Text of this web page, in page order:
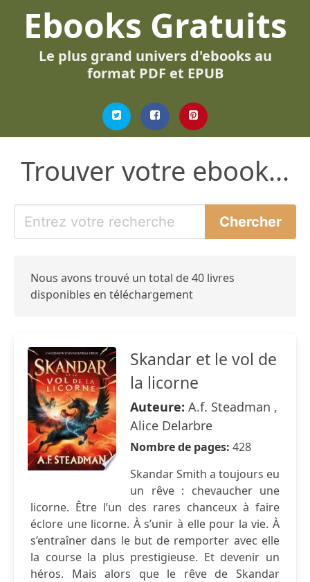
Ebooks Gratuits
Le plus grand univers d'ebooks au
format PDF et EPUB
Trouver votre ebook...
Nous avons trouvé un total de 40 livres
disponibles en téléchargement
Skandar et le vol de
la licorne
Auteure: A.f. Steadman ,
Alice Delarbre
Nombre de pages: 428
Skandar Smith a toujours eu
un rêve : chevaucher une
licorne. Être l’un des rares chanceux à faire
éclore une licorne. À s’unir à elle pour la vie. À
s’entraîner dans le but de remporter avec elle
la course la plus prestigieuse. Et devenir un
héros. Mais alors que le rêve de Skandar